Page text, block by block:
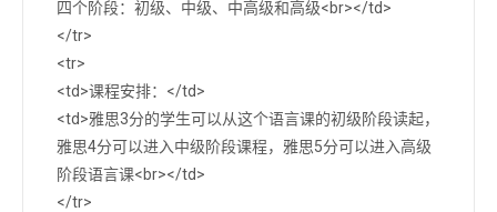
四个阶段：初级、中级、中高级和高级<br></td>
</tr>
<tr>
<td>课程安排：</td>
<td>雅思3分的学生可以从这个语言课的初级阶段读起，
雅思4分可以进入中级阶段课程，雅思5分可以进入高级
阶段语言课<br></td>
</tr>